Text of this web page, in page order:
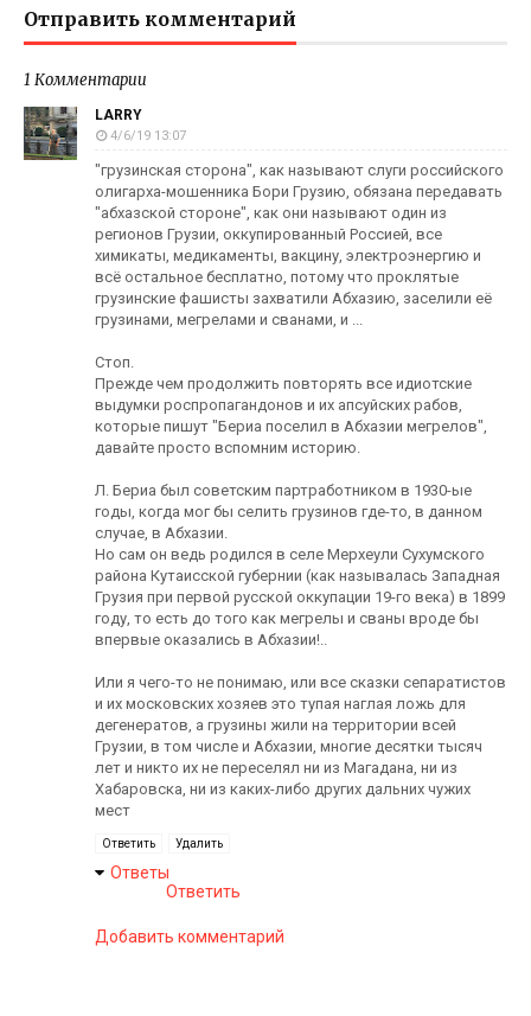
Отправить комментарий
1 Комментарии
LARRY
4/6/19 13:07
"грузинская сторона", как называют слуги российского
олигарха-мошенника Бори Грузию, обязана передавать
"абхазской стороне", как они называют один из
регионов Грузии, оккупированный Россией, все
химикаты, медикаменты, вакцину, электроэнергию и
всё остальное бесплатно, потому что проклятые
грузинские фашисты захватили Абхазию, заселили её
грузинами, мегрелами и сванами, и ...
Стоп.
Прежде чем продолжить повторять все идиотские
выдумки роспропагандонов и их апсуйских рабов,
которые пишут "Бериа поселил в Абхазии мегрелов",
давайте просто вспомним историю.
Л. Бериа был советским партработником в 1930-ые
годы, когда мог бы селить грузинов где-то, в данном
случае, в Абхазии.
Но сам он ведь родился в селе Мерхеули Сухумского
района Кутаисской губернии (как называлась Западная
Грузия при первой русской оккупации 19-го века) в 1899
году, то есть до того как мегрелы и сваны вроде бы
впервые оказались в Абхазии!..
Или я чего-то не понимаю, или все сказки сепаратистов
и их московских хозяев это тупая наглая ложь для
дегенератов, а грузины жили на территории всей
Грузии, в том числе и Абхазии, многие десятки тысяч
лет и никто их не переселял ни из Магадана, ни из
Хабаровска, ни из каких-либо других дальних чужих
мест
Ответить Удалить
Ответы
Ответить
Добавить комментарий